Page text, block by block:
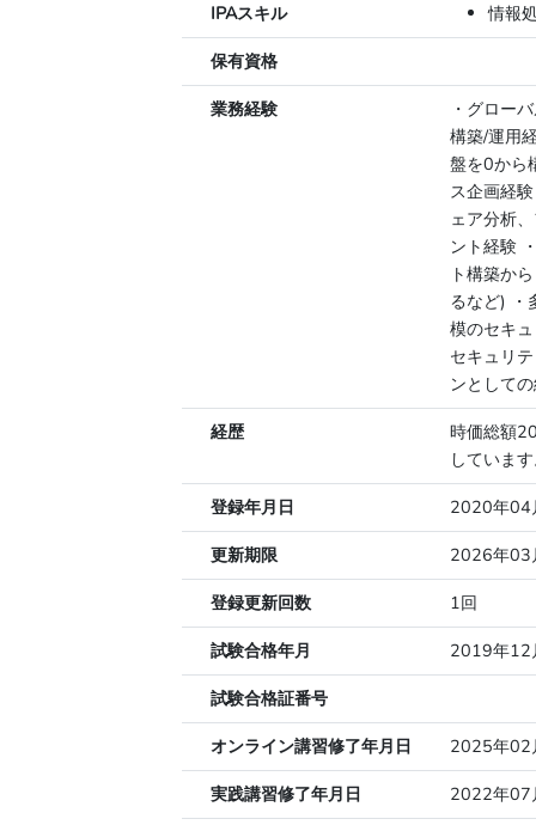
IPAスキル
情報
保有資格
業務経験
・グロー
構築/運用
盤を0から
ス企画経
ェア分析
ント経験
ト構築か
るなど) ・
模のセキ
セキュリ
ンとして
経歴
時価総額
していま
登録年月日
2020年04
更新期限
2026年03
登録更新回数
1回
試験合格年月
2019年12
試験合格証番号
オンライン講習修了年月日
2025年02
実践講習修了年月日
2022年07